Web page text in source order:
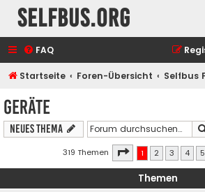
selfbus.org
FAQ
Startseite Foren-Übersicht Selfbus
Geräte
Neues Thema
319 Themen Seite von13
1 2 3 4 5
Themen